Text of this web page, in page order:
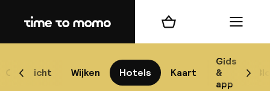
Home
Overzicht Wijken Hotels Kaart
Gids
&
app
Scroll naar links
Winkelmand Menu